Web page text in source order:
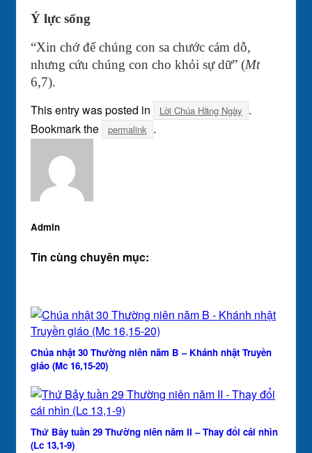
Ý lực sống
“Xin chớ để chúng con sa chước cám dỗ,
nhưng cứu chúng con cho khỏi sự dữ” (Mt
6,7).
This entry was posted in Lời Chúa Hằng Ngày .
Bookmark the
permalink .
Admin
Tin cùng chuyên mục:
Chúa nhật 30 Thường niên năm B – Khánh nhật Truyền
giáo (Mc 16,15-20)
Thứ Bảy tuần 29 Thường niên năm II – Thay đổi cái nhìn
(Lc 13,1-9)